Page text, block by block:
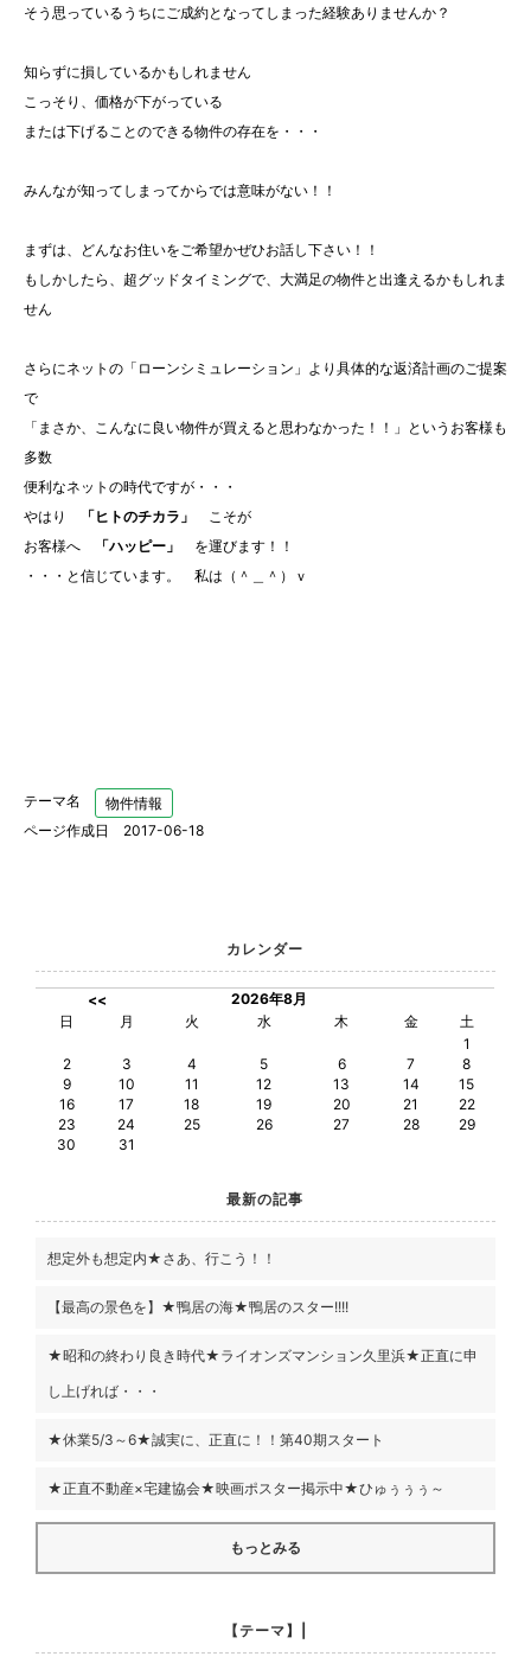
そう思っているうちにご成約となってしまった経験ありませんか？
知らずに損しているかもしれません
こっそり、価格が下がっている
または下げることのできる物件の存在を・・・
みんなが知ってしまってからでは意味がない！！
まずは、どんなお住いをご希望かぜひお話し下さい！！
もしかしたら、超グッドタイミングで、大満足の物件と出逢えるかもしれま
せん
さらにネットの「ローンシミュレーション」より具体的な返済計画のご提案
で
「まさか、こんなに良い物件が買えると思わなかった！！」というお客様も
多数
便利なネットの時代ですが・・・
やはり
「ヒトのチカラ」 こそが
お客様へ
「ハッピー」 を運びます！！
・・・と信じています。 私は（＾＿＾）ｖ
テーマ名
物件情報
ページ作成日 2017-06-18
カレンダー
<<
2026年8月
日
月 火 水 木 金
土
1
2
3 4 5 6 7
8
9
10 11 12 13 14
15
16
17 18 19 20 21
22
23
24 25 26 27 28
29
30
31
最新の記事
想定外も想定内★さあ、行こう！！
【最高の景色を】★鴨居の海★鴨居のスター!!!!
★昭和の終わり良き時代★ライオンズマンション久里浜★正直に申
し上げれば・・・
★休業5/3～6★誠実に、正直に！！第40期スタート
★正直不動産×宅建協会★映画ポスター掲示中★ひゅぅぅぅ～
もっとみる
【テーマ】|